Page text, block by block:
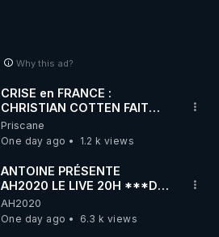
Why this ad?
CRISE en FRANCE :
CHRISTIAN COTTEN FAIT
une étrange découverte
Priscane
One day ago
1.2 k views
ANTOINE PRÉSENTE
AH2020 LE LIVE 20H ***DU
04/08/2026*** 📷LE
GRAND RÉVEIL EST EN
MARCHE 📷
AH2020
One day ago
6.3 k views